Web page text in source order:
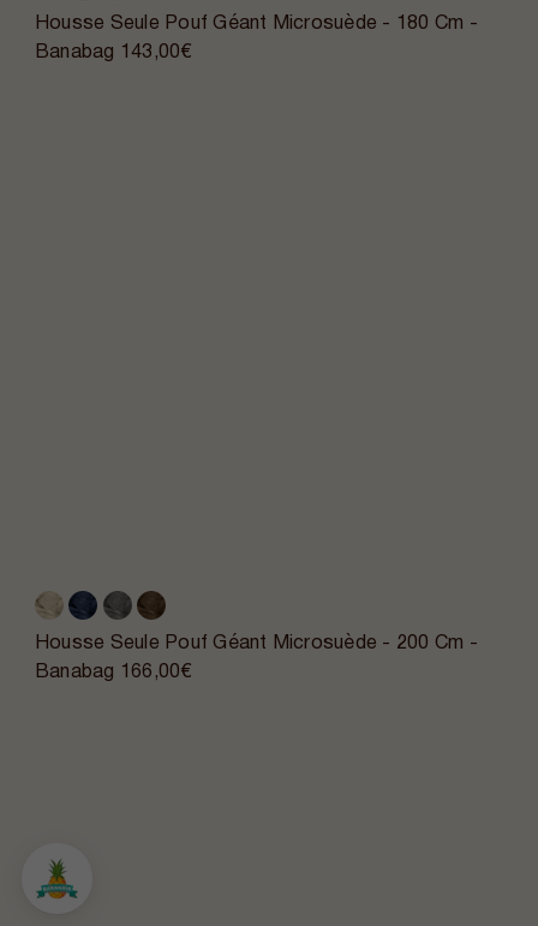
Housse Seule Pouf Géant Microsuède - 180 Cm -
Banabag
143,00€
Housse Seule Pouf Géant Microsuède - 200 Cm -
Banabag
166,00€